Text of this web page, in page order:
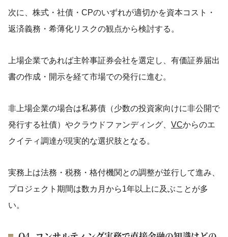
次に、株式・社債・CPのいずれが適切かを資本コスト・
返済義務・希薄化リスクの観点から検討する。
上場企業であれば主幹事証券会社を選定し、有価証券届出
書の作成・開示を経て市場での発行に進む。
非上場企業の場合は私募債（少数の投資家向けに非公開で
発行する社債）やクラウドファンディング、 VCからのエ
クイティ調達が現実的な選択肢となる。
実務上は法務・税務・格付機関との調整が並行して進み、
プロジェクト期間は数カ月から1年以上に及ぶことが多
い。